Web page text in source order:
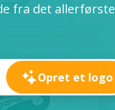
fra det allerførste
Opret et logo